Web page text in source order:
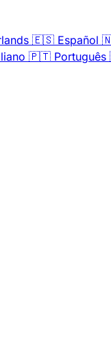
🇪🇸 Español
🇵🇹 Português